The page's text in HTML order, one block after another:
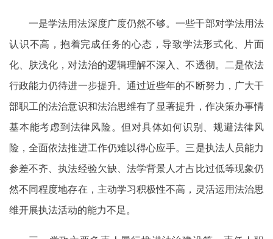
一是学法用法深度广度仍然不够。一些干部对学法用法
认识不高，抱着完成任务的心态，导致学法形式化、片面
化、肤浅化，对法治的逻辑理解不深入、不透彻。二是依法
行政能力仍待进一步提升。通过近些年的不断努力，广大干
部职工的法治意识和法治思维有了显著提升，作决策办事情
基本能考虑到法律风险。但对具体如何识别、规避法律风
险，全面依法推进工作仍难以得心应手。三是执法人员能力
参差不齐、执法经验欠缺、法学背景人才占比过低等现象仍
然不同程度地存在，主动学习积极性不高，灵活运用法治思
维开展执法活动的能力不足。